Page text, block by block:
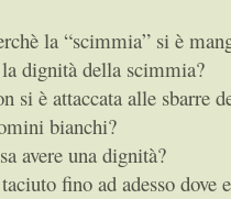
la “scimmia” si è
dignità della scimmia?
si è attaccata alle sbarre
bianchi?
avere una dignità?
fino ad adesso dove